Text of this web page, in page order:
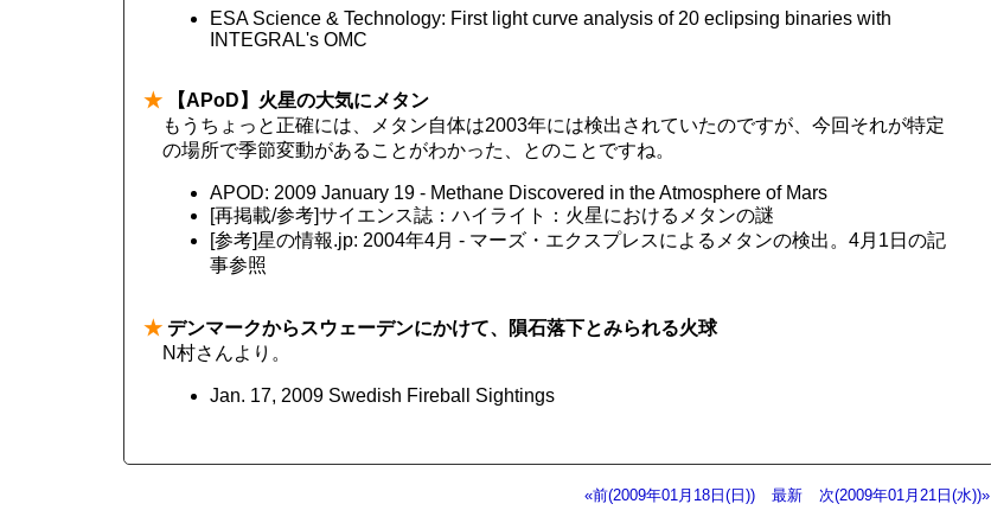
ESA Science & Technology: First light curve analysis of 20 eclipsing binaries with
INTEGRAL's OMC
★ 【APoD】火星の大気にメタン
もうちょっと正確には、メタン自体は2003年には検出されていたのですが、今回それが特定
の場所で季節変動があることがわかった、とのことですね。
APOD: 2009 January 19 - Methane Discovered in the Atmosphere of Mars
[再掲載/参考]サイエンス誌：ハイライト：火星におけるメタンの謎
[参考]星の情報.jp: 2004年4月 - マーズ・エクスプレスによるメタンの検出。4月1日の記
事参照
★ デンマークからスウェーデンにかけて、隕石落下とみられる火球
N村さんより。
Jan. 17, 2009 Swedish Fireball Sightings
«前(2009年01月18日(日)) 最新 次(2009年01月21日(水))»